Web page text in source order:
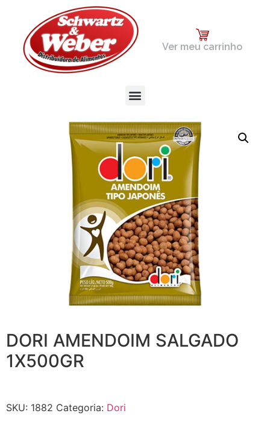
Ver meu carrinho
DORI AMENDOIM SALGADO
1X500GR
SKU: 1882 Categoria: Dori